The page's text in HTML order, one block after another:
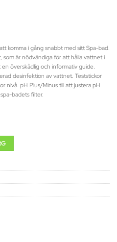
kr.
komma i gång snabbt med sitt Spa-bad.
som är nödvändiga för att hålla vattnet i
överskådlig och informativ guide.
desinfektion av vattnet. Teststickor
nivå. pH Plus/Minus till att justera pH
badets filter.